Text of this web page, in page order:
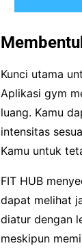
Kunci utama
Aplikasi gym
luang. Kamu
intensitas
Kamu untuk
FIT HUB
dapat melihat
diatur dengan
meskipun